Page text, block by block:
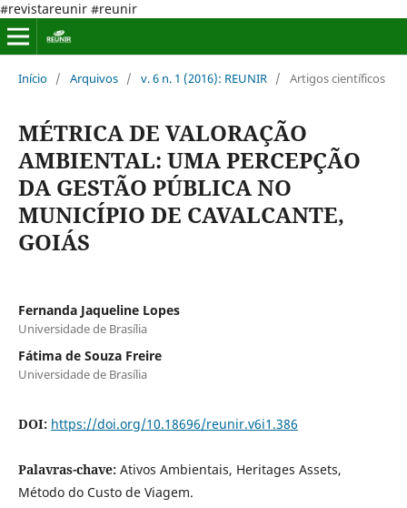
#revistareunir #reunir
Início / Arquivos / v. 6 n. 1 (2016): REUNIR / Artigos científicos
MÉTRICA DE VALORAÇÃO
AMBIENTAL: UMA PERCEPÇÃO
DA GESTÃO PÚBLICA NO
MUNICÍPIO DE CAVALCANTE,
GOIÁS
Fernanda Jaqueline Lopes
Universidade de Brasília
Fátima de Souza Freire
Universidade de Brasília
DOI: https://doi.org/10.18696/reunir.v6i1.386
Palavras-chave: Ativos Ambientais, Heritages Assets,
Método do Custo de Viagem.